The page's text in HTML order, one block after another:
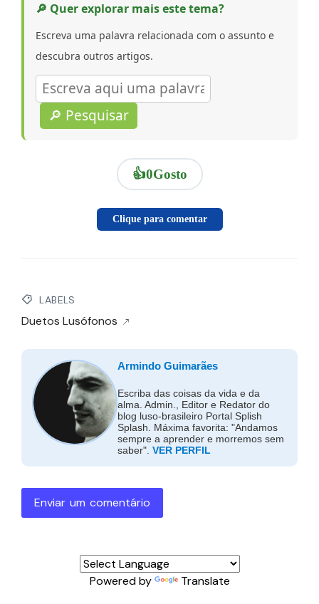
🔎 Quer explorar mais este tema?
Escreva uma palavra relacionada com o assunto e
descubra outros artigos.
🔎 Pesquisar
👍0Gosto
Clique para comentar
LABELS
Duetos Lusófonos
Armindo Guimarães
Escriba das coisas da vida e da
alma. Admin., Editor e Redator do
blog luso-brasileiro Portal Splish
Splash. Máxima favorita: "Andamos
sempre a aprender e morremos sem
saber". VER PERFIL
Enviar um comentário
Powered by Translate